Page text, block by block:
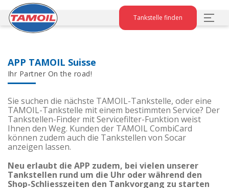
Tankstelle finden
APP TAMOIL Suisse
Ihr Partner On the road!
Sie suchen die nächste TAMOIL-Tankstelle, oder eine
TAMOIL-Tankstelle mit einem bestimmten Service? Der
Tankstellen-Finder mit Servicefilter-Funktion weist
Ihnen den Weg. Kunden der TAMOIL CombiCard
können zudem auch die Tankstellen von Socar
anzeigen lassen.
Neu erlaubt die APP zudem, bei vielen unserer
Tankstellen rund um die Uhr oder während den
Shop-Schliesszeiten den Tankvorgang zu starten